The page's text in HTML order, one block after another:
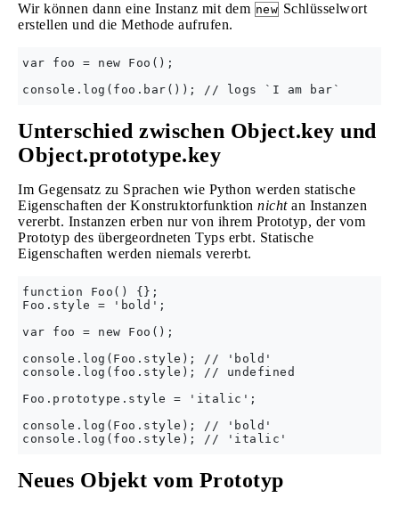
Wir können dann eine Instanz mit dem new Schlüsselwort
erstellen und die Methode aufrufen.
var foo = new Foo();
Unterschied zwischen Object.key und
Object.prototype.key
Im Gegensatz zu Sprachen wie Python werden statische
Eigenschaften der Konstruktorfunktion nichtan Instanzen
vererbt. Instanzen erben nur von ihrem Prototyp, der vom
Prototyp des übergeordneten Typs erbt. Statische
Eigenschaften werden niemals vererbt.
function Foo() {};
Foo.style = 'bold';
var foo = new Foo();
console.log(Foo.style); // 'bold'
console.log(foo.style); // undefined
Foo.prototype.style = 'italic';
console.log(Foo.style); // 'bold'
Neues Objekt vom Prototyp